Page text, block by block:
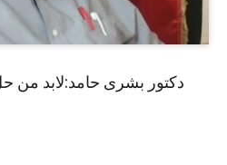
دكتور بشرى حامد:لابد